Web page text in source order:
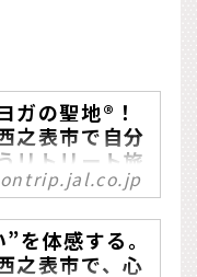
ガの聖地®！
之表市で自分
リトリート旅
ごし心身共に
方におすすめ
「リトリート
会の喧騒を忘
ontrip.jal.co.jp
を体感する。
之表市で、心